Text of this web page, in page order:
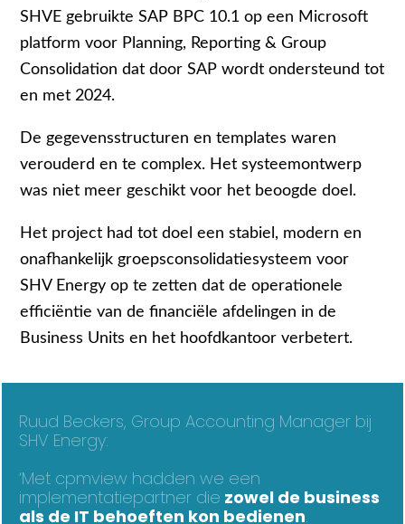
SHVE gebruikte SAP BPC 10.1 op een Microsoft
platform voor Planning, Reporting & Group
Consolidation dat door SAP wordt ondersteund tot
en met 2024.
De gegevensstructuren en templates waren
verouderd en te complex. Het systeemontwerp
was niet meer geschikt voor het beoogde doel.
Het project had tot doel een stabiel, modern en
onafhankelijk groepsconsolidatiesysteem voor
SHV Energy op te zetten dat de operationele
efficiëntie van de financiële afdelingen in de
Business Units en het hoofdkantoor verbetert.
Ruud Beckers, Group Accounting Manager bij
SHV Energy:
‘Met cpmview hadden we een
implementatiepartner die zowel de business
als de IT behoeften kon bedienen.